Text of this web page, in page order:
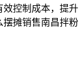
效控制成本，提升
摆摊销售南昌拌粉